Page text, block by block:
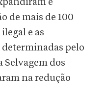
e
de mais de 100
e as
pelo
Selvagem dos
na redução